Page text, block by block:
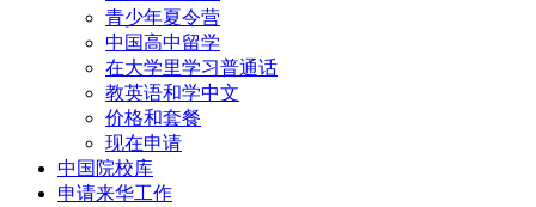
青少年夏令营
中国高中留学
在大学里学习普通话
教英语和学中文
价格和套餐
现在申请
中国院校库
申请来华工作